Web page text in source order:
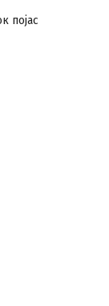
појас